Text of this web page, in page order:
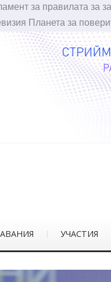
за правилата
Планета за
УЧАСТИЯ